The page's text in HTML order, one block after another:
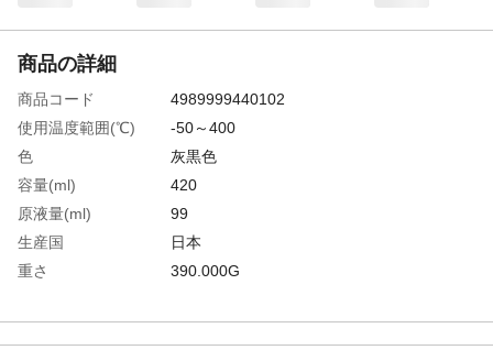
商品の詳細
商品コード
4989999440102
使用温度範囲(℃)
-50～400
色
灰黒色
容量(ml)
420
原液量(ml)
99
生産国
日本
重さ
390.000G